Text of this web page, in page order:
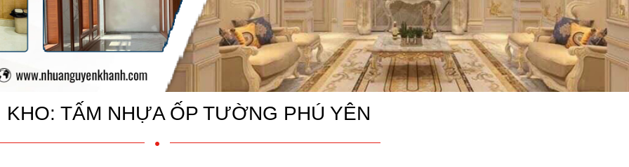
KHO: TẤM NHỰA ỐP TƯỜNG PHÚ YÊN